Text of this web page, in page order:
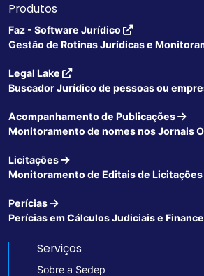
Produtos
Faz - Software Jurídico
Gestão de Rotinas Jurídicas e
Legal Lake
Buscador Jurídico de pessoas ou
Acompanhamento de Publicações
Monitoramento de nomes nos Jornais
Licitações
Monitoramento de Editais de Licitações
Perícias
Perícias em Cálculos Judiciais e
Serviços
Sobre a Sedep